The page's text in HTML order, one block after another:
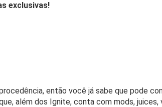
exclusivas!
então você já sabe que pode
além dos Ignite, conta com mods,